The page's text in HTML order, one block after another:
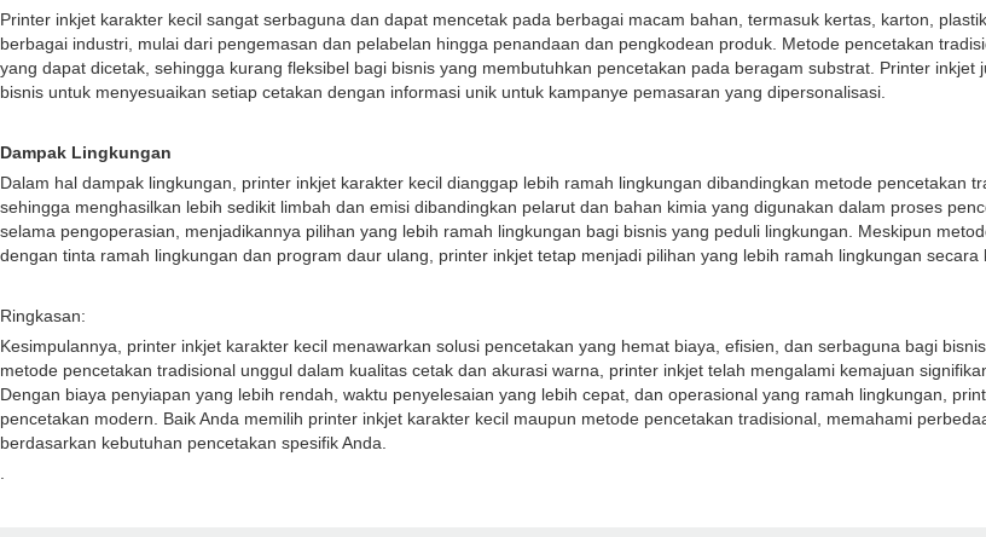
Printer inkjet karakter kecil sangat serbaguna dan dapat mencetak pada berbagai macam bahan, termasuk kertas, karton,
berbagai industri, mulai dari pengemasan dan pelabelan hingga penandaan dan pengkodean produk. Metode pencetakan
yang dapat dicetak, sehingga kurang fleksibel bagi bisnis yang membutuhkan pencetakan pada beragam substrat. Printer
bisnis untuk menyesuaikan setiap cetakan dengan informasi unik untuk kampanye pemasaran yang dipersonalisasi.
Dampak Lingkungan
Dalam hal dampak lingkungan, printer inkjet karakter kecil dianggap lebih ramah lingkungan dibandingkan metode pencetakan
sehingga menghasilkan lebih sedikit limbah dan emisi dibandingkan pelarut dan bahan kimia yang digunakan dalam proses
selama pengoperasian, menjadikannya pilihan yang lebih ramah lingkungan bagi bisnis yang peduli lingkungan. Meskipun
dengan tinta ramah lingkungan dan program daur ulang, printer inkjet tetap menjadi pilihan yang lebih ramah lingkungan secara
Ringkasan:
Kesimpulannya, printer inkjet karakter kecil menawarkan solusi pencetakan yang hemat biaya, efisien, dan serbaguna bagi
metode pencetakan tradisional unggul dalam kualitas cetak dan akurasi warna, printer inkjet telah mengalami kemajuan
Dengan biaya penyiapan yang lebih rendah, waktu penyelesaian yang lebih cepat, dan operasional yang ramah lingkungan,
pencetakan modern. Baik Anda memilih printer inkjet karakter kecil maupun metode pencetakan tradisional, memahami
berdasarkan kebutuhan pencetakan spesifik Anda.